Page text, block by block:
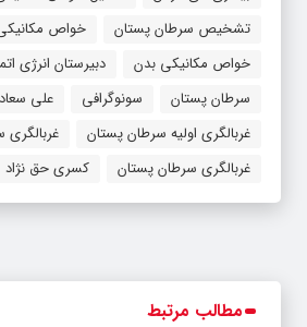
تشخیص سرطان پستان
خواص
خواص مکانیکی بدن
دبیرستان انرژی
سرطان پستان
سونوگرافی
علی
غربالگری اولیه سرطان پستان
غربالگری سرطان پستان
کسری حق نژاد
مطالب مرتبط